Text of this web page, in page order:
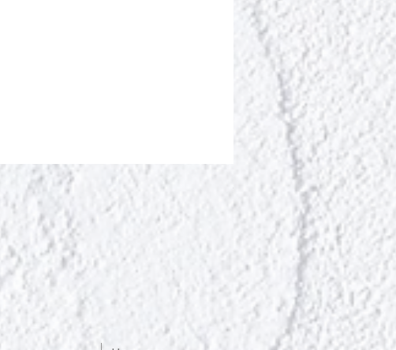
ポールシェリー ボディト
Цена
13 200 ¥